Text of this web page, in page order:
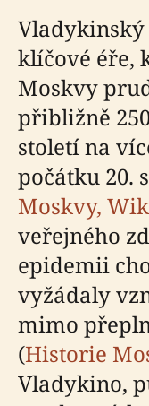
klíčové éře,
Moskvy
přibližně
století na
počátku 20.
Moskvy,
veřejného
epidemii
vyžádaly
mimo
(Historie
Vladykino,